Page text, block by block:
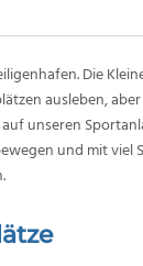
Die
ausleben,
unseren
und mit viel